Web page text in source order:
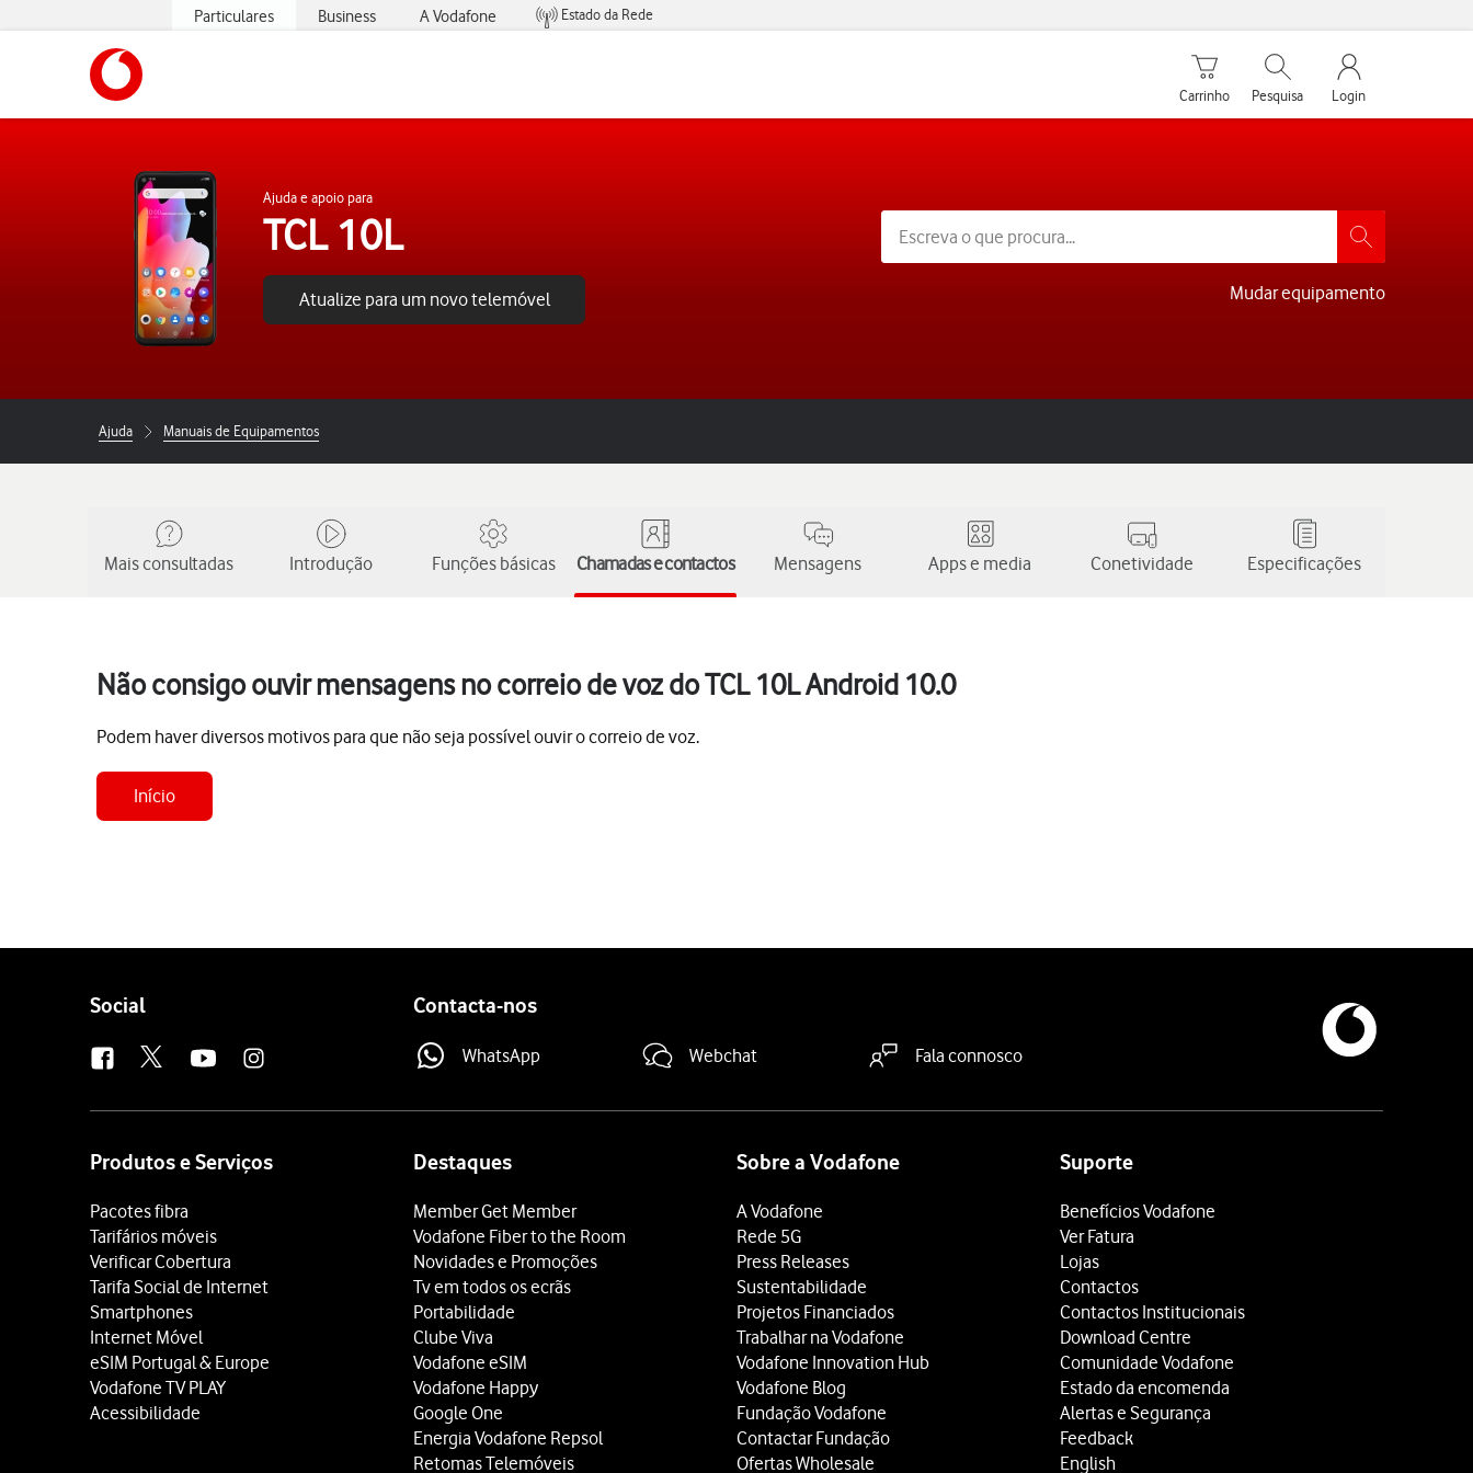
Particulares Business A Vodafone
Estado da Rede
Carrinho de compras
Carrinho
Pesquisar
Pesquisa
My Vodafone
Login
Ajuda e apoio para
TCL 10L
Atualize para um novo telemóvel Mudar equipamento
Ajuda Manuais de Equipamentos
Mais consultadas Introdução Funções básicas Chamadas e contactos Mensagens Apps e media Conetividade Especificações
Não consigo ouvir mensagens no correio de voz do TCL 10L Android 10.0
Podem haver diversos motivos para que não seja possível ouvir o correio de voz.
Início
Follow
Social Contacta-nos
WhatsApp Webchat Fala connosco
Produtos e Serviços
Pacotes fibra
Tarifários móveis
Verificar Cobertura
Tarifa Social de Internet
Smartphones
Internet Móvel
eSIM Portugal & Europe
Vodafone TV PLAY
Acessibilidade
Destaques
Member Get Member
Vodafone Fiber to the Room
Novidades e Promoções
Tv em todos os ecrãs
Portabilidade
Clube Viva
Vodafone eSIM
Vodafone Happy
Google One
Energia Vodafone Repsol
Retomas Telemóveis
Sobre a Vodafone
A Vodafone
Rede 5G
Press Releases
Sustentabilidade
Projetos Financiados
Trabalhar na Vodafone
Vodafone Innovation Hub
Vodafone Blog
Fundação Vodafone
Contactar Fundação
Ofertas Wholesale
Suporte
Benefícios Vodafone
Ver Fatura
Lojas
Contactos
Contactos Institucionais
Download Centre
Comunidade Vodafone
Estado da encomenda
Alertas e Segurança
Feedback
English